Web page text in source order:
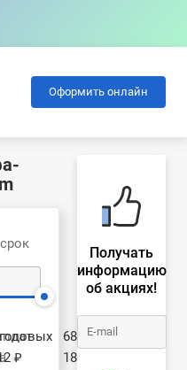
Оформить онлайн
₽
681 504 ₽
184 004 ₽
Получать
информацию
об акциях!